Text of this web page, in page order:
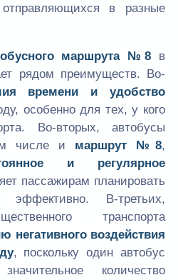
в разные
маршрута №8 в
рядом преимуществ. Во-
времени и удобство
особенно для тех, у кого
Во-вторых, автобусы
числе и маршрут №8,
и регулярное
пассажирам планировать
В-третьих,
транспорта
негативного воздействия
, поскольку один автобус
количество